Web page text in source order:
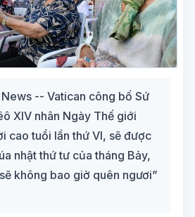
-- Vatican công bố Sứ
XIV nhân Ngày Thế giới
cao tuổi lần thứ VI, sẽ được
nhật thứ tư của tháng Bảy,
không bao giờ quên ngươi”